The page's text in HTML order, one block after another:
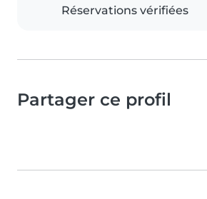
Réservations vérifiées
Partager ce profil